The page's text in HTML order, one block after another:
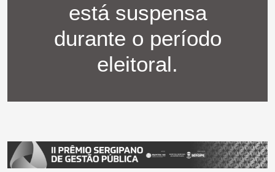
está suspensa
durante o período
eleitoral.